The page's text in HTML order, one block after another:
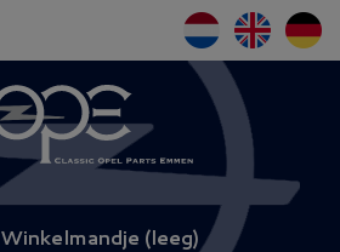
Winkelmandje (leeg)